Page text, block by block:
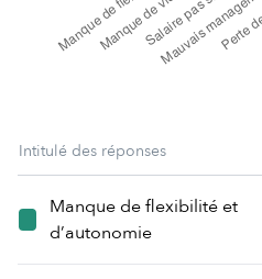
Intitulé des réponses
Manque de flexibilité et
d’autonomie